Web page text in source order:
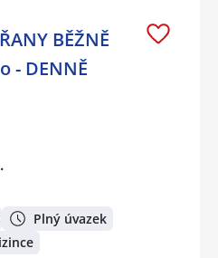
BĚŽNĚ
- DENNĚ
Plný úvazek